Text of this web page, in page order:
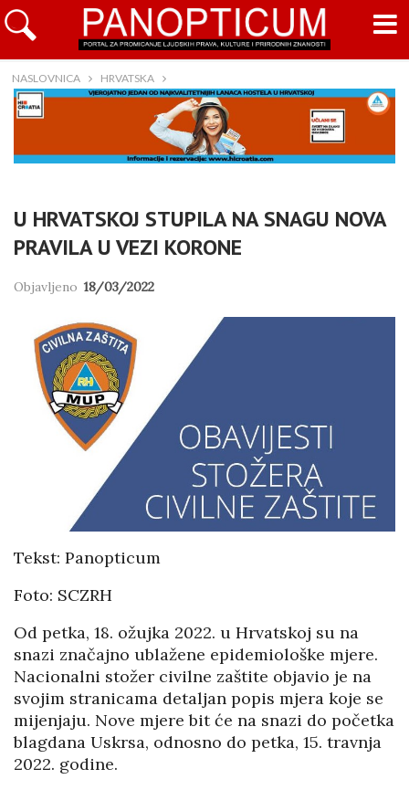
NASLOVNICA HRVATSKA
U HRVATSKOJ STUPILA NA SNAGU NOVA
PRAVILA U VEZI KORONE
Objavljeno 18/03/2022
Tekst: Panopticum
Foto: SCZRH
Od petka, 18. ožujka 2022. u Hrvatskoj su na
snazi značajno ublažene epidemiološke mjere.
Nacionalni stožer civilne zaštite objavio je na
svojim stranicama detaljan popis mjera koje se
mijenjaju. Nove mjere bit će na snazi do početka
blagdana Uskrsa, odnosno do petka, 15. travnja
2022. godine.